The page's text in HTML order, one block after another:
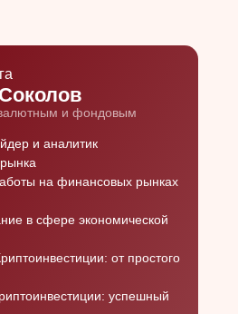
и фондовым
и аналитик
на финансовых рынках
в сфере экономической
от простого
успешный